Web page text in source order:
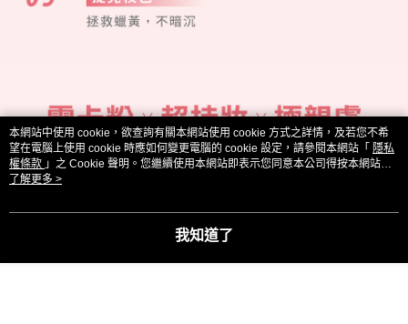
本網站中使用 cookie，欲查詢有關本網站使用 cookie 方式之詳情，及若您不希
望在電腦上使用 cookie 時應如何變更電腦的 cookie 設定，請參閱本網站「 隱私
權條款 」之 Cookie 聲明。您繼續使用本網站即表示您同意本公司得按本網站使
用條款之 Cookie 聲明使用 cookie。
了解更多 >
我知道了